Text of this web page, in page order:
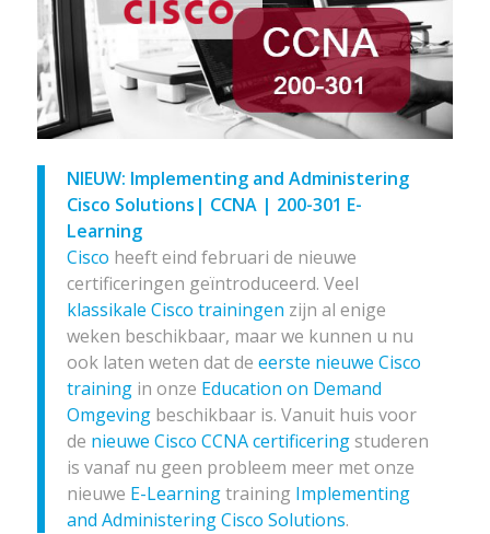
NIEUW: Implementing and Administering
Cisco Solutions| CCNA | 200-301 E-
Learning
Cisco heeft eind februari de nieuwe
certificeringen geïntroduceerd. Veel
klassikale Cisco trainingen zijn al enige
weken beschikbaar, maar we kunnen u nu
ook laten weten dat de eerste nieuwe Cisco
trainingin onze Education on Demand
Omgevingbeschikbaar is. Vanuit huis voor
de nieuwe Cisco CCNA certificeringstuderen
is vanaf nu geen probleem meer met onze
nieuwe E-Learningtraining Implementing
and Administering Cisco Solutions.